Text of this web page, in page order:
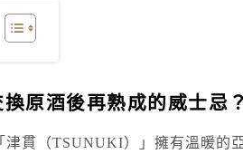
換原酒後再熟成的威士忌？
津貫（TSUNUKI）」擁有溫暖的